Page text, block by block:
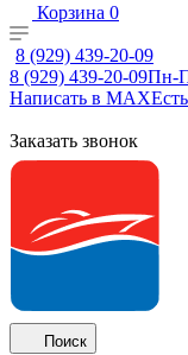
Корзина 0
8 (929) 439-20-09
8 (929) 439-20-09Пн-
Написать в MAX
Заказать звонок
Поиск